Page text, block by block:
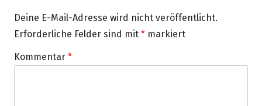
Deine E-Mail-Adresse wird nicht veröffentlicht.
Erforderliche Felder sind mit * markiert
Kommentar *